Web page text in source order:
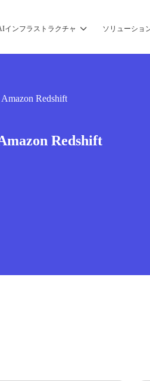
インフラストラクチャ ソリューショ
Redshift
Redshift